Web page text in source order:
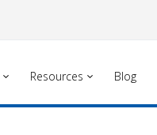
Resources Blog